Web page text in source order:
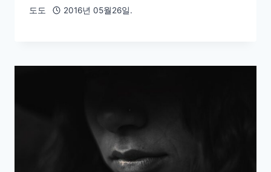
도도 2016년 05월26일.